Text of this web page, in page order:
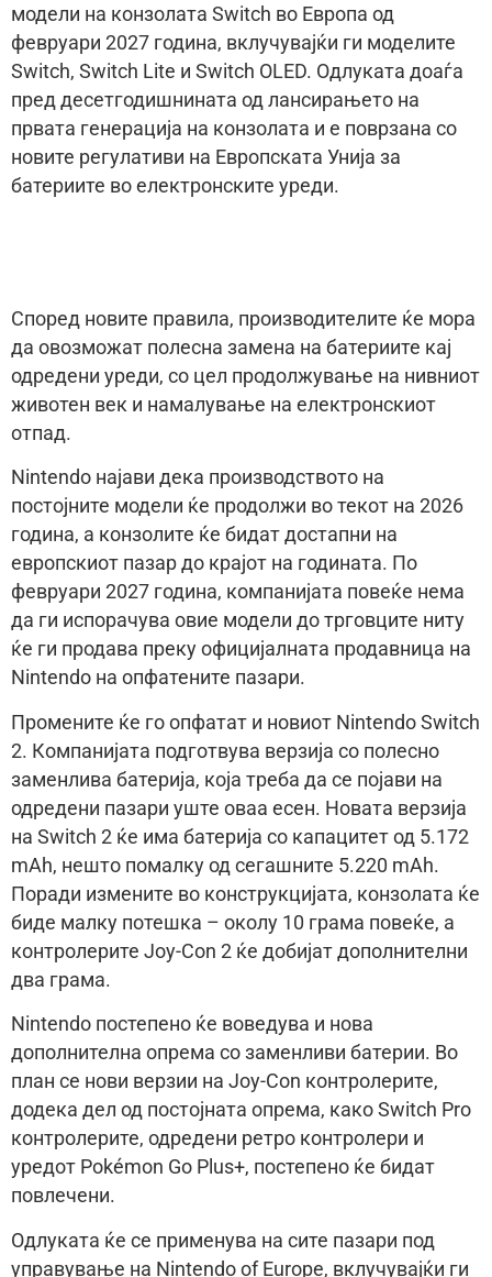
модели на конзолата Switch во Европа од
февруари 2027 година, вклучувајќи ги моделите
Switch, Switch Lite и Switch OLED. Одлуката доаѓа
пред десетгодишнината од лансирањето на
првата генерација на конзолата и е поврзана со
новите регулативи на Европската Унија за
батериите во електронските уреди.
Според новите правила, производителите ќе мора
да овозможат полесна замена на батериите кај
одредени уреди, со цел продолжување на нивниот
животен век и намалување на електронскиот
отпад.
Nintendo најави дека производството на
постојните модели ќе продолжи во текот на 2026
година, а конзолите ќе бидат достапни на
европскиот пазар до крајот на годината. По
февруари 2027 година, компанијата повеќе нема
да ги испорачува овие модели до трговците ниту
ќе ги продава преку официјалната продавница на
Nintendo на опфатените пазари.
Промените ќе го опфатат и новиот Nintendo Switch
2. Компанијата подготвува верзија со полесно
заменлива батерија, која треба да се појави на
одредени пазари уште оваа есен. Новата верзија
на Switch 2 ќе има батерија со капацитет од 5.172
mAh, нешто помалку од сегашните 5.220 mAh.
Поради измените во конструкцијата, конзолата ќе
биде малку потешка – околу 10 грама повеќе, а
контролерите Joy-Con 2 ќе добијат дополнителни
два грама.
Nintendo постепено ќе воведува и нова
дополнителна опрема со заменливи батерии. Во
план се нови верзии на Joy-Con контролерите,
додека дел од постојната опрема, како Switch Pro
контролерите, одредени ретро контролери и
уредот Pokémon Go Plus+, постепено ќе бидат
повлечени.
Одлуката ќе се применува на сите пазари под
управување на Nintendo of Europe, вклучувајќи ги